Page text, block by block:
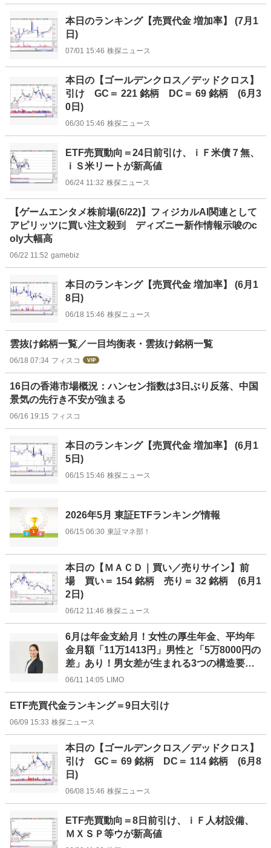
本日のランキング【売買代金 増加率】 (7月1
日)
07/01 15:46 株探ニュース
本日の【ゴールデンクロス／デッドクロス】
引け GC＝ 221 銘柄 DC＝ 69 銘柄 (6月3
0日)
06/30 15:46 株探ニュース
ETF売買動向＝24日前引け、ｉＦ米債７無、
ｉＳ米リートが新高値
06/24 11:32 株探ニュース
【ゲームエンタメ株前場(6/22)】フィジカルAI関連として
アピリッツに買い注文殺到 ディズニー新作情報示唆のc
oly大幅高
06/22 11:52 gamebiz
本日のランキング【売買代金 増加率】 (6月1
8日)
06/18 15:46 株探ニュース
雲抜け銘柄一覧／一目均衡表・雲抜け銘柄一覧
06/18 07:34 フィスコ
16日の香港市場概況：ハンセン指数は3日ぶり反落、中国
景気の先行き不安が強まる
06/16 19:15 フィスコ
本日のランキング【売買代金 増加率】 (6月1
5日)
06/15 15:46 株探ニュース
2026年5月 東証ETFランキング情報
06/15 06:30 東証マネ部！
本日の【ＭＡＣＤ｜買い／売りサイン】前
場 買い＝ 154 銘柄 売り＝ 32 銘柄 (6月1
2日)
06/12 11:46 株探ニュース
6月は年金支給月！女性の厚生年金、平均年
金月額「11万1413円」男性と「5万8000円の
差」あり！男女差が生まれる3つの構造要因
をみる
06/11 14:05 LIMO
ETF売買代金ランキング＝9日大引け
06/09 15:33 株探ニュース
本日の【ゴールデンクロス／デッドクロス】
引け GC＝ 69 銘柄 DC＝ 114 銘柄 (6月8
日)
06/08 15:46 株探ニュース
ETF売買動向＝8日前引け、ｉＦ人材設備、
ＭＸＳＰ等ウが新高値